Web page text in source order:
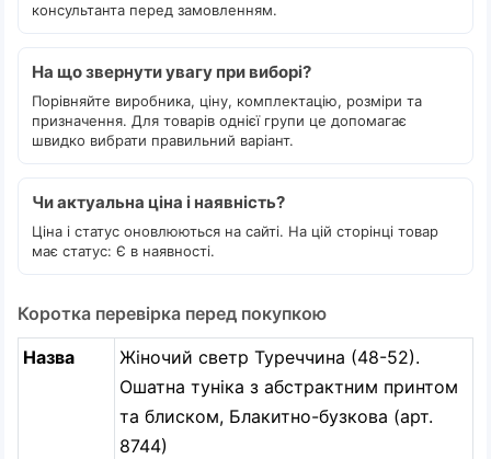
консультанта перед замовленням.
На що звернути увагу при виборі?
Порівняйте виробника, ціну, комплектацію, розміри та
призначення. Для товарів однієї групи це допомагає
швидко вибрати правильний варіант.
Чи актуальна ціна і наявність?
Ціна і статус оновлюються на сайті. На цій сторінці товар
має статус: Є в наявності.
Коротка перевірка перед покупкою
Назва
Жіночий светр Туреччина (48-52).
Ошатна туніка з абстрактним принтом
та блиском, Блакитно-бузкова (арт.
8744)